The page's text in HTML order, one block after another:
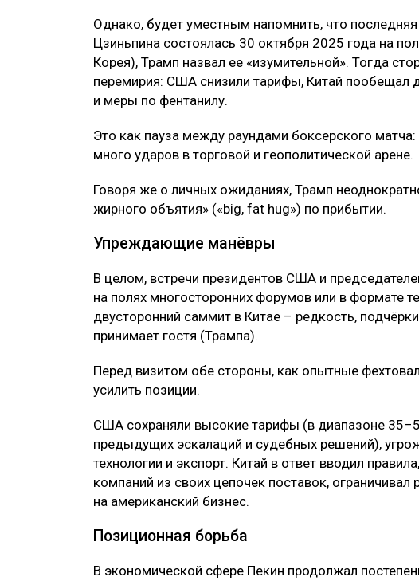
Однако, будет уместным напомнить, что
Цзиньпина состоялась 30 октября 2025 года на
Корея), Трамп назвал ее «изумительной». Тогда
перемирия: США снизили тарифы, Китай пообещал
и меры по фентанилу.
Это как пауза между раундами боксерского
много ударов в торговой и геополитической арене.
Говоря же о личных ожиданиях, Трамп
жирного объятия» («big, fat hug») по прибытии.
Упреждающие манёвры
В целом, встречи президентов США и
на полях многосторонних форумов или в формате
двусторонний саммит в Китае – редкость,
принимает гостя (Трампа).
Перед визитом обе стороны, как опытные
усилить позиции.
США сохраняли высокие тарифы (в диапазоне
предыдущих эскалаций и судебных решений),
технологии и экспорт. Китай в ответ вводил
компаний из своих цепочек поставок,
на американский бизнес.
Позиционная борьба
В экономической сфере Пекин продолжал